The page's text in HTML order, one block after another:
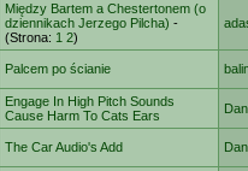
Między Bartem a Chestertonem (o
dziennikach Jerzego Pilcha) -
(Strona: 1 2)
Palcem po ścianie
Engage In High Pitch Sounds
Cause Harm To Cats Ears
The Car Audio's Add